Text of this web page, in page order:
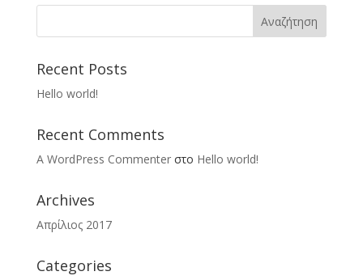
Recent Posts
Hello world!
Recent Comments
A WordPress Commenterστο Hello world!
Archives
Απρίλιος 2017
Categories